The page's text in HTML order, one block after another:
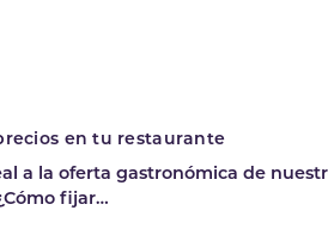
en tu restaurante
a la oferta gastronómica de
fijar…